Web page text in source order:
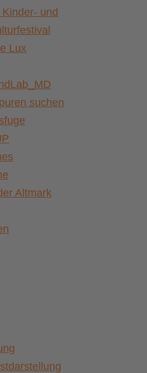
und
Lux
suchen
Altmark